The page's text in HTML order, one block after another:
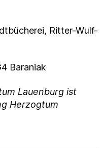
Ritter-Wulf-
Baraniak
Lauenburg ist
Herzogtum